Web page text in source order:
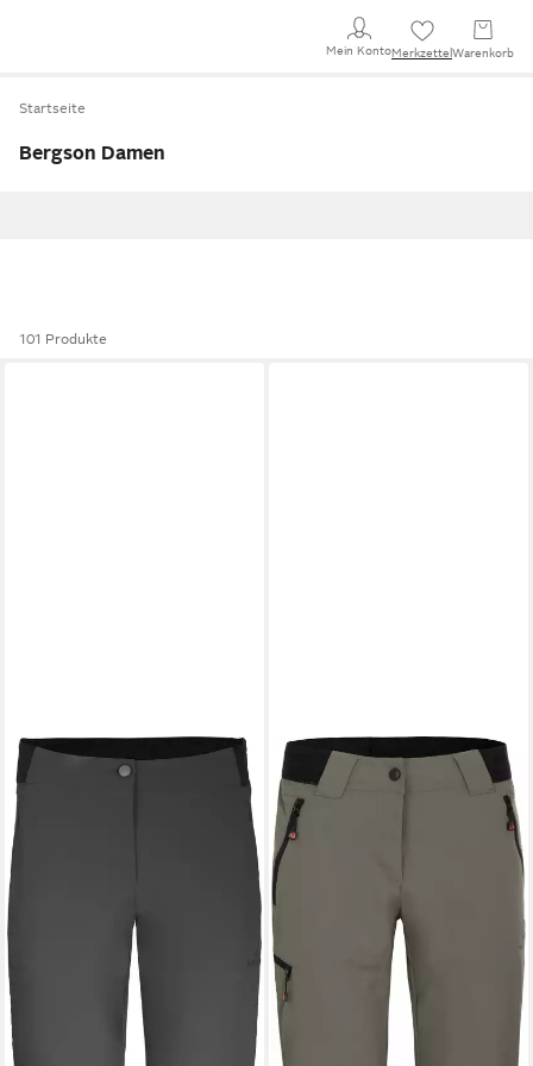
Mein KontoMerkzettel Warenkorb
Startseite
Bergson Damen
101 Produkte